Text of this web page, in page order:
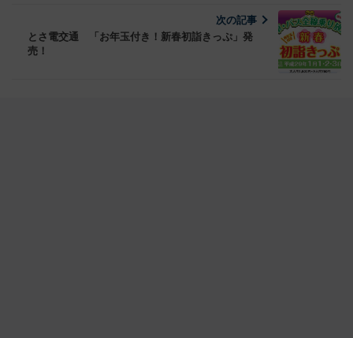
次の記事
とさ電交通 「お年玉付き！新春初詣きっぷ」発
売！